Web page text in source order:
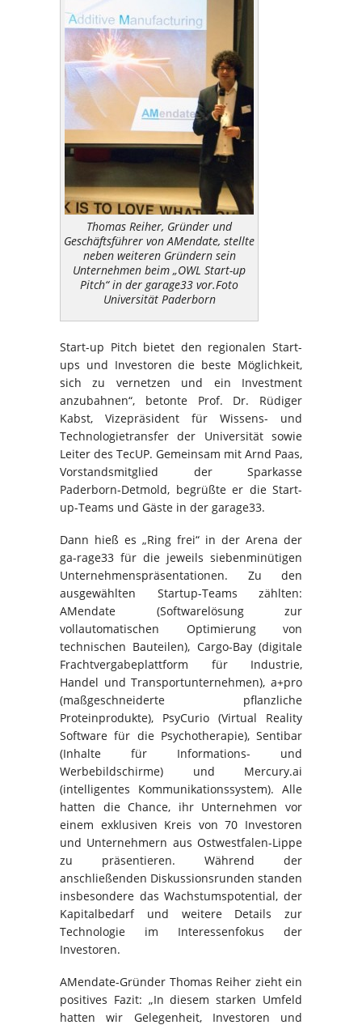
Thomas Reiher, Gründer und
Geschäftsführer von AMendate, stellte
neben weiteren Gründern sein
Unternehmen beim „OWL Start-up
Pitch“ in der garage33 vor.Foto
Universität Paderborn
Start-up Pitch bietet den regionalen Start-
ups und Investoren die beste Möglichkeit,
sich zu vernetzen und ein Investment
anzubahnen“, betonte Prof. Dr. Rüdiger
Kabst, Vizepräsident für Wissens- und
Technologietransfer der Universität sowie
Leiter des TecUP. Gemeinsam mit Arnd Paas,
Vorstandsmitglied der Sparkasse
Paderborn-Detmold, begrüßte er die Start-
up-Teams und Gäste in der garage33.
Dann hieß es „Ring frei“ in der Arena der
ga-rage33 für die jeweils siebenminütigen
Unternehmenspräsentationen. Zu den
ausgewählten Startup-Teams zählten:
AMendate (Softwarelösung zur
vollautomatischen Optimierung von
technischen Bauteilen), Cargo-Bay (digitale
Frachtvergabeplattform für Industrie,
Handel und Transportunternehmen), a+pro
(maßgeschneiderte pflanzliche
Proteinprodukte), PsyCurio (Virtual Reality
Software für die Psychotherapie), Sentibar
(Inhalte für Informations- und
Werbebildschirme) und Mercury.ai
(intelligentes Kommunikationssystem). Alle
hatten die Chance, ihr Unternehmen vor
einem exklusiven Kreis von 70 Investoren
und Unternehmern aus Ostwestfalen-Lippe
zu präsentieren. Während der
anschließenden Diskussionsrunden standen
insbesondere das Wachstumspotential, der
Kapitalbedarf und weitere Details zur
Technologie im Interessenfokus der
Investoren.
AMendate-Gründer Thomas Reiher zieht ein
positives Fazit: „In diesem starken Umfeld
hatten wir Gelegenheit, Investoren und